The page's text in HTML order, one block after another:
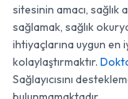
sitesinin amacı, sağlık
sağlamak, sağlık
ihtiyaçlarına uygun en
kolaylaştırmaktır.
Sağlayıcısını